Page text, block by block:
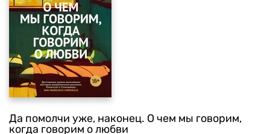
Да помолчи уже, наконец. О чем мы говорим,
когда говорим о любви